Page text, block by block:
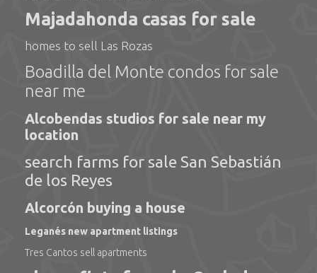
Majadahonda casas for sale
homes to sell Las Rozas
Boadilla del Monte condos for sale
near me
Alcobendas studios for sale near my
location
search farms for sale San Sebastián
de los Reyes
Alcorcón buying a house
Leganés new apartment listings
Tres Cantos sell apartments